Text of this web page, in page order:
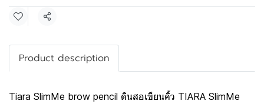
แชร์
Product description
Tiara SlimMe brow pencil ดินสอเขียนคิ้ว TIARA SlimMe